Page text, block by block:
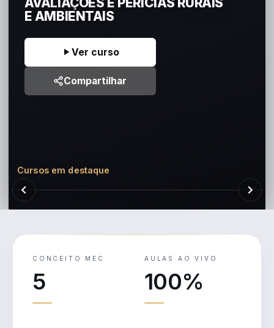
E AMBIENTAIS
Ver curso
Compartilhar
Cursos em destaque
CONCEITO MEC
5
AULAS AO VIVO
100%